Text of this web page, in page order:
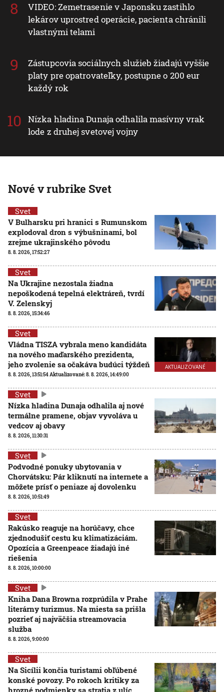
VIDEO: Zemetrasenie v Japonsku zastihlo
lekárov uprostred operácie, pacienta chránili
vlastnými telami
Zástupcovia sociálnych služieb žiadajú vyššie
platy pre opatrovateľky, postupne o 200 eur
každý rok
Nízka hladina Dunaja odhalila masívny vrak
lode z druhej svetovej vojny
Nové v rubrike Svet
Svet
V Bulharsku pri hranici s Rumunskom
explodoval dron s výbušninami, bol
zrejme ukrajinského pôvodu
8. 8. 2026, 17:52:27
Svet
Na Ukrajine nezostala žiadna
nepoškodená tepelná elektráreň, tvrdí
V. Zelenskyj
8. 8. 2026, 15:34:46
AKTUALIZOVANÉ
Svet
Vládna TISZA vybrala meno kandidáta
na nového maďarského prezidenta,
jeho zvolenie sa očakáva budúci týždeň
8. 8. 2026, 13:51:54Aktualizované:8. 8. 2026, 14:49:00
Svet
Nízka hladina Dunaja odhalila aj nové
termálne pramene, objav vyvoláva u
vedcov aj obavy
8. 8. 2026, 11:30:31
Svet
Podvodné ponuky ubytovania v
Chorvátsku: Pár kliknutí na internete a
môžete prísť o peniaze aj dovolenku
8. 8. 2026, 10:51:49
Svet
Rakúsko reaguje na horúčavy, chce
zjednodušiť cestu ku klimatizáciám.
Opozícia a Greenpeace žiadajú iné
riešenia
8. 8. 2026, 10:00:00
Svet
Kniha Dana Browna rozprúdila v Prahe
literárny turizmus. Na miesta sa prišla
pozrieť aj najväčšia streamovacia
služba
8. 8. 2026, 9:00:00
Svet
Na Sicílii končia turistami obľúbené
konské povozy. Po rokoch kritiky za
hrozné podmienky sa stratia z ulíc